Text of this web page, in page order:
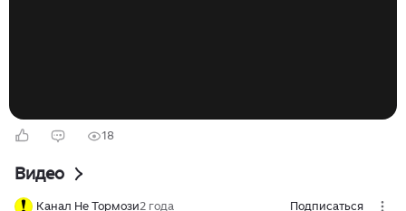
18
Видео
Канал Не Тормози2 года Подписаться